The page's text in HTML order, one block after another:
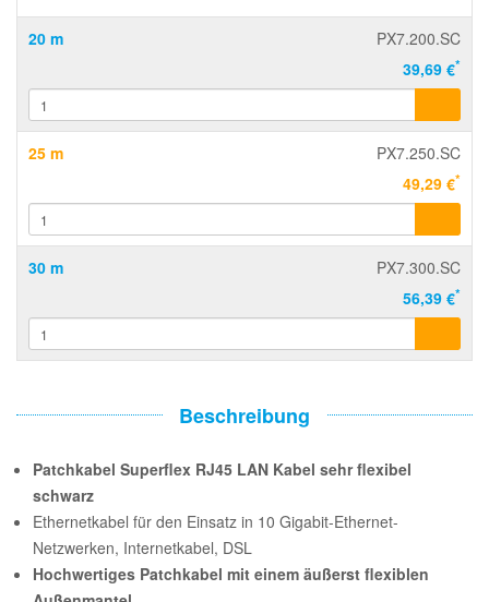
20 m
PX7.200.SC
39,69 €*
25 m
PX7.250.SC
49,29 €*
30 m
PX7.300.SC
56,39 €*
Beschreibung
Patchkabel Superflex RJ45 LAN Kabel sehr flexibel
schwarz
Ethernetkabel für den Einsatz in 10 Gigabit-Ethernet-
Netzwerken, Internetkabel, DSL
Hochwertiges Patchkabel mit einem äußerst flexiblen